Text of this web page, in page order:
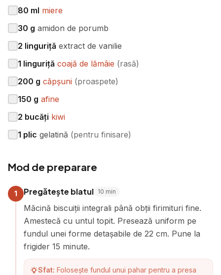
80 ml miere
30 g amidon de porumb
2 linguriță extract de vanilie
1 linguriță coajă de lămâie (rasă)
200 g căpșuni (proaspete)
150 g afine
2 bucăți kiwi
1 plic gelatină (pentru finisare)
Mod de preparare
1 Pregătește blatul 10 min
Măcină biscuiții integrali până obții firimituri fine.
Amestecă cu untul topit. Presează uniform pe
fundul unei forme detașabile de 22 cm. Pune la
frigider 15 minute.
Sfat: Folosește fundul unui pahar pentru a presa